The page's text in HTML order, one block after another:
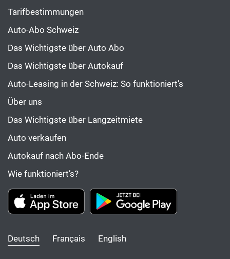
Tarifbestimmungen
Auto-Abo Schweiz
Das Wichtigste über Auto Abo
Das Wichtigste über Autokauf
Auto-Leasing in der Schweiz: So funktioniert’s
Über uns
Das Wichtigste über Langzeitmiete
Auto verkaufen
Autokauf nach Abo-Ende
Wie funktioniert’s?
Deutsch Français English